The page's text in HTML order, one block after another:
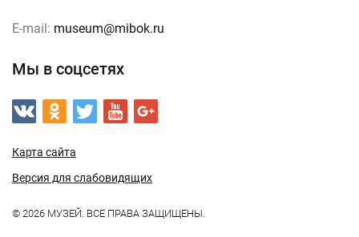
E-mail: museum@mibok.ru
Мы в соцсетях
Карта сайта
Версия для слабовидящих
© 2026 МУЗЕЙ. ВСЕ ПРАВА ЗАЩИЩЕНЫ.